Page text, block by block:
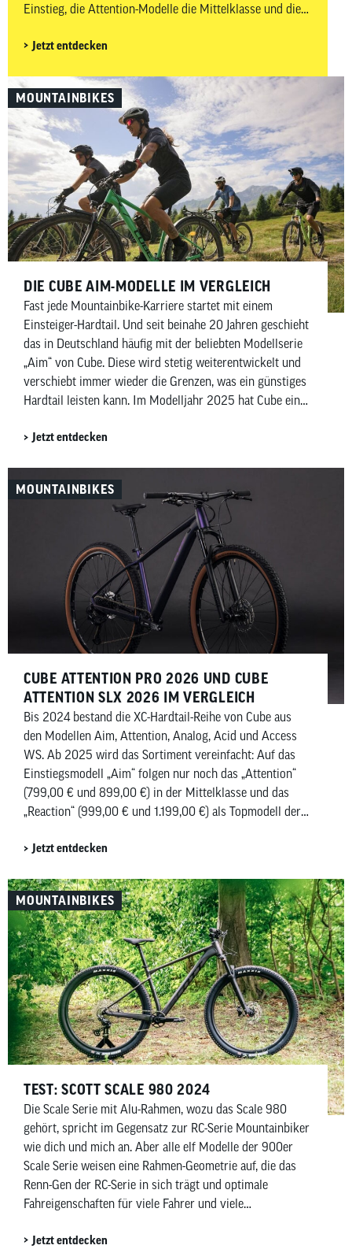
Einstieg, die Attention-Modelle die Mittelklasse und die
In diesem Beitrag schauen wir uns die beiden Reaction-
warum sie in vielen Tests so gut besprochen werden.
Beide Hardtails sind sportlich, tourentauglich und bereit
für die ersten “echten” Trails.
Jetzt entdecken
MOUNTAINBIKES
DIE CUBE AIM-MODELLE IM VERGLEICH
Fast jede Mountainbike-Karriere startet mit einem
Einsteiger-Hardtail. Und seit beinahe 20 Jahren geschieht
das in Deutschland häufig mit der beliebten Modellserie
„Aim“ von Cube. Diese wird stetig weiterentwickelt und
verschiebt immer wieder die Grenzen, was ein günstiges
Hardtail leisten kann. Im Modelljahr 2025 hat Cube eine
(599,00 € UVP) auf eine moderne 1-fach-Schaltung
Jetzt entdecken
MOUNTAINBIKES
CUBE ATTENTION PRO 2026 UND CUBE
ATTENTION SLX 2026 IM VERGLEICH
Bis 2024 bestand die XC-Hardtail-Reihe von Cube aus
den Modellen Aim, Attention, Analog, Acid und Access
WS. Ab 2025 wird das Sortiment vereinfacht: Auf das
Einstiegsmodell „Aim“ folgen nur noch das „Attention“
(799,00 € und 899,00 €) in der Mittelklasse und das
„Reaction“ (999,00 € und 1.199,00 €) als Topmodell der
Jetzt entdecken
MOUNTAINBIKES
TEST: SCOTT SCALE 980 2024
Die Scale Serie mit Alu-Rahmen, wozu das Scale 980
gehört, spricht im Gegensatz zur RC-Serie Mountainbiker
wie dich und mich an. Aber alle elf Modelle der 900er
Scale Serie weisen eine Rahmen-Geometrie auf, die das
Renn-Gen der RC-Serie in sich trägt und optimale
Fahreigenschaften für viele Fahrer und viele
980 ist der Einstieg in diese Serie.
Jetzt entdecken